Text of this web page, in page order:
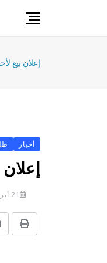
دعم الصادرات
إعلان بيع
أخبار
21 أبريل 2026
Print